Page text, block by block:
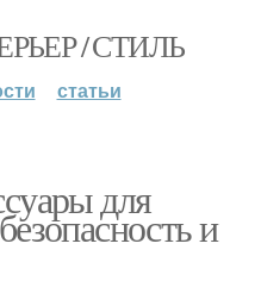
/ СТИЛЬ
статьи
для
и